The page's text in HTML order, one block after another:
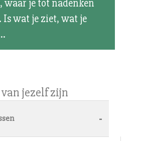
waar je tot nadenken
Is wat je ziet, wat je
jezelf zijn
-